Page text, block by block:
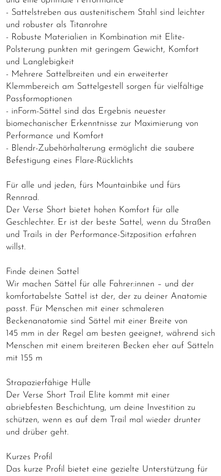
- Sattelstreben aus austenitischem Stahl sind leichter
und robuster als Titanrohre
- Robuste Materialien in Kombination mit Elite-
Polsterung punkten mit geringem Gewicht, Komfort
und Langlebigkeit
- Mehrere Sattelbreiten und ein erweiterter
Klemmbereich am Sattelgestell sorgen für vielfältige
Passformoptionen
- inForm-Sättel sind das Ergebnis neuester
biomechanischer Erkenntnisse zur Maximierung von
Performance und Komfort
- Blendr-Zubehörhalterung ermöglicht die saubere
Befestigung eines Flare-Rücklichts
Für alle und jeden, fürs Mountainbike und fürs
Rennrad.
Der Verse Short bietet hohen Komfort für alle
Geschlechter. Er ist der beste Sattel, wenn du Straßen
und Trails in der Performance-Sitzposition erfahren
willst.
Finde deinen Sattel
Wir machen Sättel für alle Fahrer:innen – und der
komfortabelste Sattel ist der, der zu deiner Anatomie
passt. Für Menschen mit einer schmaleren
Beckenanatomie sind Sättel mit einer Breite von
145 mm in der Regel am besten geeignet, während sich
Menschen mit einem breiteren Becken eher auf Sätteln
mit 155 m
Strapazierfähige Hülle
Der Verse Short Trail Elite kommt mit einer
abriebfesten Beschichtung, um deine Investition zu
schützen, wenn es auf dem Trail mal wieder drunter
und drüber geht.
Kurzes Profil
Das kurze Profil bietet eine gezielte Unterstützung für